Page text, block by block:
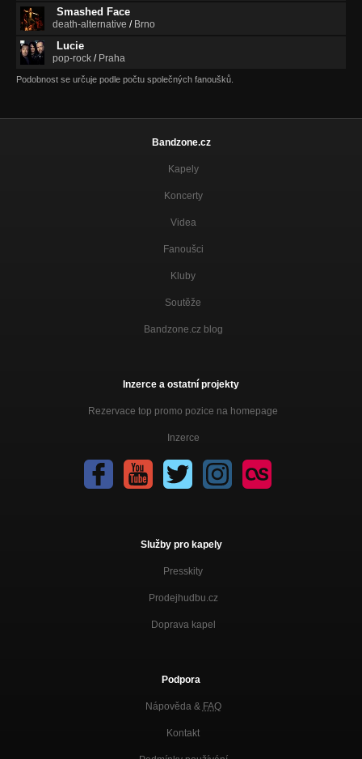
Smashed Face
death-alternative / Brno
Lucie
pop-rock / Praha
Podobnost se určuje podle počtu společných fanoušků.
Bandzone.cz
Kapely
Koncerty
Videa
Fanoušci
Kluby
Soutěže
Bandzone.cz blog
Inzerce a ostatní projekty
Rezervace top promo pozice na homepage
Inzerce
Služby pro kapely
Presskity
Prodejhudbu.cz
Doprava kapel
Podpora
Nápověda & FAQ
Kontakt